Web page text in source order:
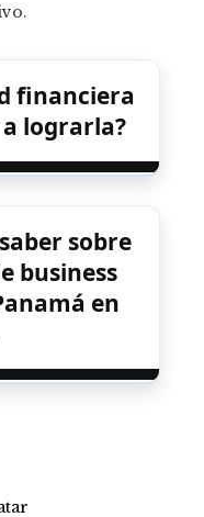
financiera
lograrla?
sobre
business
en